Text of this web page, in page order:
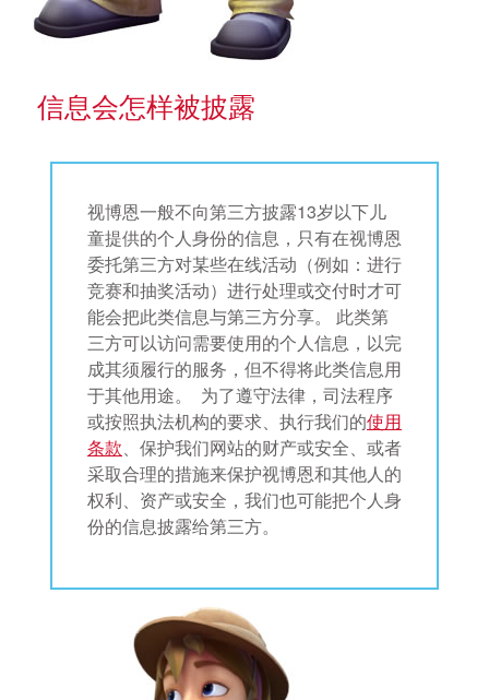
信息会怎样被披露
视博恩一般不向第三方披露13岁以下儿
童提供的个人身份的信息，只有在视博恩
委托第三方对某些在线活动（例如：进行
竞赛和抽奖活动）进行处理或交付时才可
能会把此类信息与第三方分享。 此类第
三方可以访问需要使用的个人信息，以完
成其须履行的服务，但不得将此类信息用
于其他用途。 为了遵守法律，司法程序
或按照执法机构的要求、执行我们的使用
条款 、保护我们网站的财产或安全、或者
采取合理的措施来保护视博恩和其他人的
权利、资产或安全，我们也可能把个人身
份的信息披露给第三方。